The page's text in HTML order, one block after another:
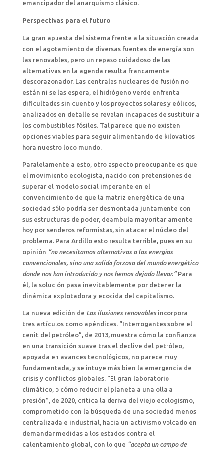
emancipador del anarquismo clásico.
Perspectivas para el futuro
La gran apuesta del sistema frente a la situación creada
con el agotamiento de diversas fuentes de energía son
las renovables, pero un repaso cuidadoso de las
alternativas en la agenda resulta francamente
descorazonador. Las centrales nucleares de fusión no
están ni se las espera, el hidrógeno verde enfrenta
dificultades sin cuento y los proyectos solares y eólicos,
analizados en detalle se revelan incapaces de sustituir a
los combustibles fósiles. Tal parece que no existen
opciones viables para seguir alimentando de kilovatios
hora nuestro loco mundo.
Paralelamente a esto, otro aspecto preocupante es que
el movimiento ecologista, nacido con pretensiones de
superar el modelo social imperante en el
convencimiento de que la matriz energética de una
sociedad sólo podría ser desmontada juntamente con
sus estructuras de poder, deambula mayoritariamente
hoy por senderos reformistas, sin atacar el núcleo del
problema. Para Ardillo esto resulta terrible, pues en su
opinión “no necesitamos alternativas a las energías
convencionales, sino una salida forzosa del mundo energético
donde nos han introducido y nos hemos dejado llevar.”Para
él, la solución pasa inevitablemente por detener la
dinámica explotadora y ecocida del capitalismo.
La nueva edición de Las ilusiones renovablesincorpora
tres artículos como apéndices. “Interrogantes sobre el
cenit del petróleo”, de 2013, muestra cómo la confianza
en una transición suave tras el declive del petróleo,
apoyada en avances tecnológicos, no parece muy
fundamentada, y se intuye más bien la emergencia de
crisis y conflictos globales. “El gran laboratorio
climático, o cómo reducir el planeta a una olla a
presión”, de 2020, critica la deriva del viejo ecologismo,
comprometido con la búsqueda de una sociedad menos
centralizada e industrial, hacia un activismo volcado en
demandar medidas a los estados contra el
calentamiento global, con lo que “acepta un campo de